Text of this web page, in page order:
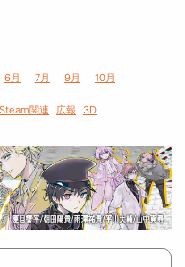
6月 7月 9月 10月
Steam関連 広報 3D